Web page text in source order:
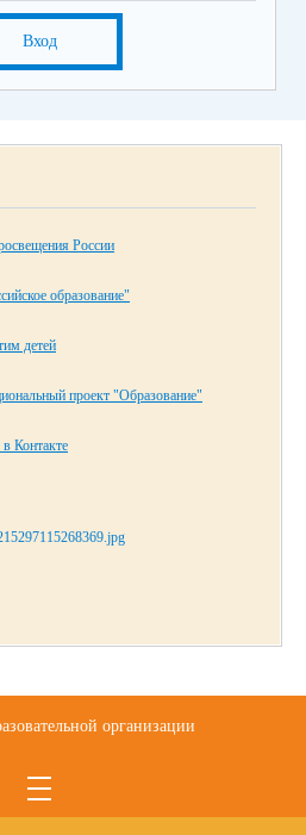
Вход
России
образование"
детей
проект "Образование"
Контакте
организации